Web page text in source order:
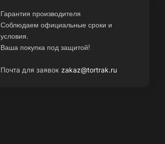
Гарантия производителя
Соблюдаем официальные сроки и
условия.
Ваша покупка под защитой!
Почта для заявок zakaz@tortrak.ru